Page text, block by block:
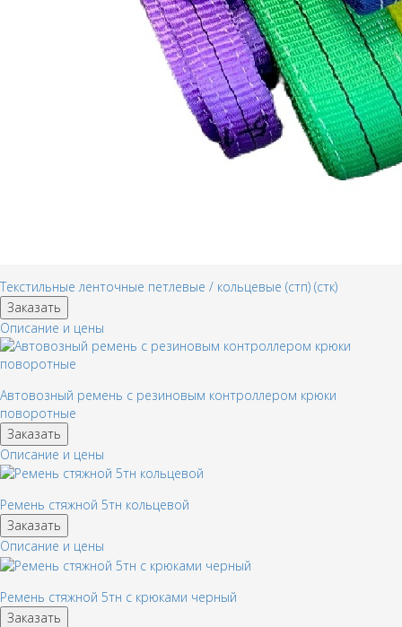
Текстильные ленточные петлевые / кольцевые (стп) (стк)
Заказать
Описание и цены
Автовозный ремень с резиновым контроллером крюки
поворотные
Заказать
Описание и цены
Ремень стяжной 5тн кольцевой
Заказать
Описание и цены
Ремень стяжной 5тн с крюками черный
Заказать